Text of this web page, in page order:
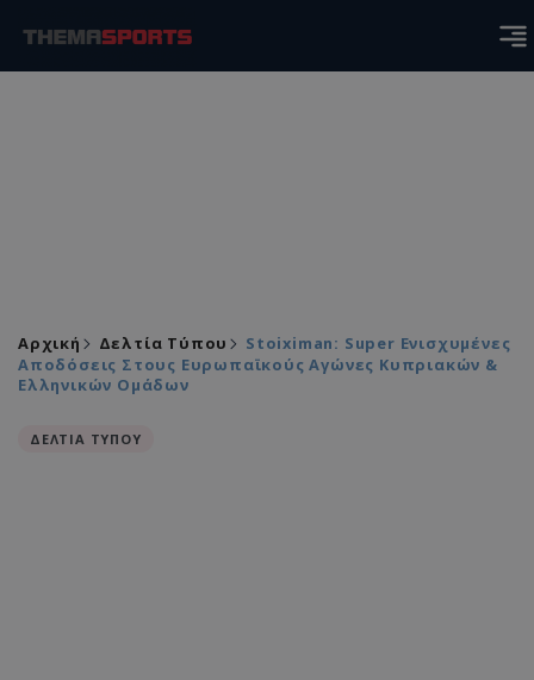
Αρχική Δελτία Τύπου
Stoiximan: Super Ενισχυμένες
Αποδόσεις Στους Ευρωπαϊκούς Αγώνες Κυπριακών &
Ελληνικών Ομάδων
ΔΕΛΤΙΑ ΤΥΠΟΥ